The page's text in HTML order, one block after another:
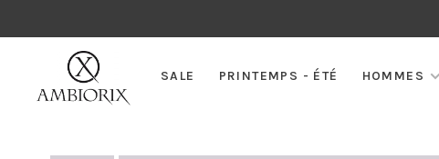
SALE PRINTEMPS - ÉTÉ HOMMES